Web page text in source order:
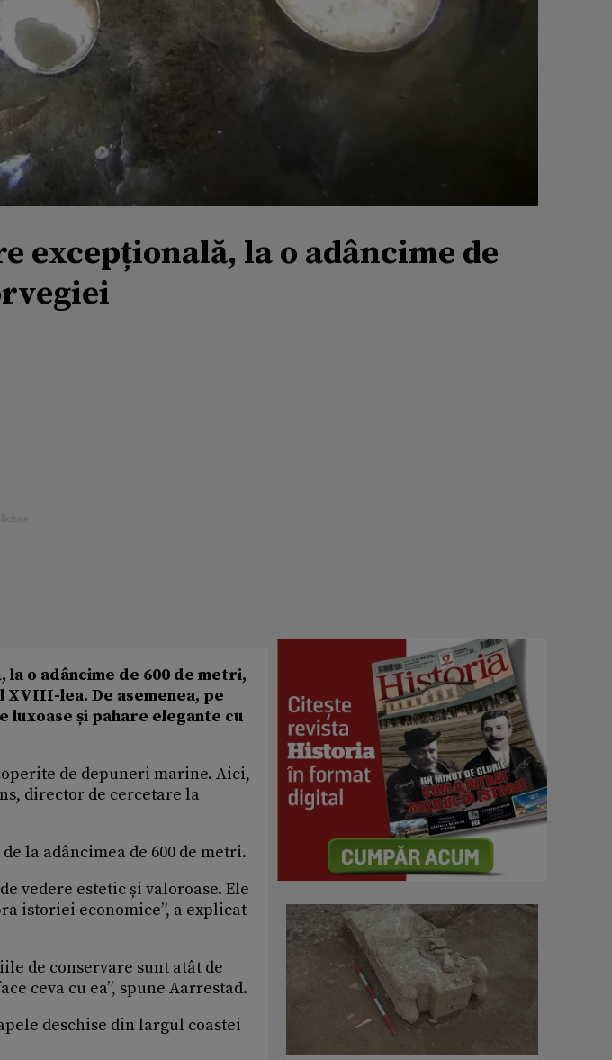
excepțională, la o adâncime de
o adâncime de 600 de metri,
lea. De asemenea, pe
și pahare elegante cu
de depuneri marine. Aici,
director de cercetare la
la adâncimea de 600 de metri.
vedere estetic și valoroase. Ele
istoriei economice”, a explicat
de conservare sunt atât de
ceva cu ea”, spune Aarrestad.
deschise din largul coastei